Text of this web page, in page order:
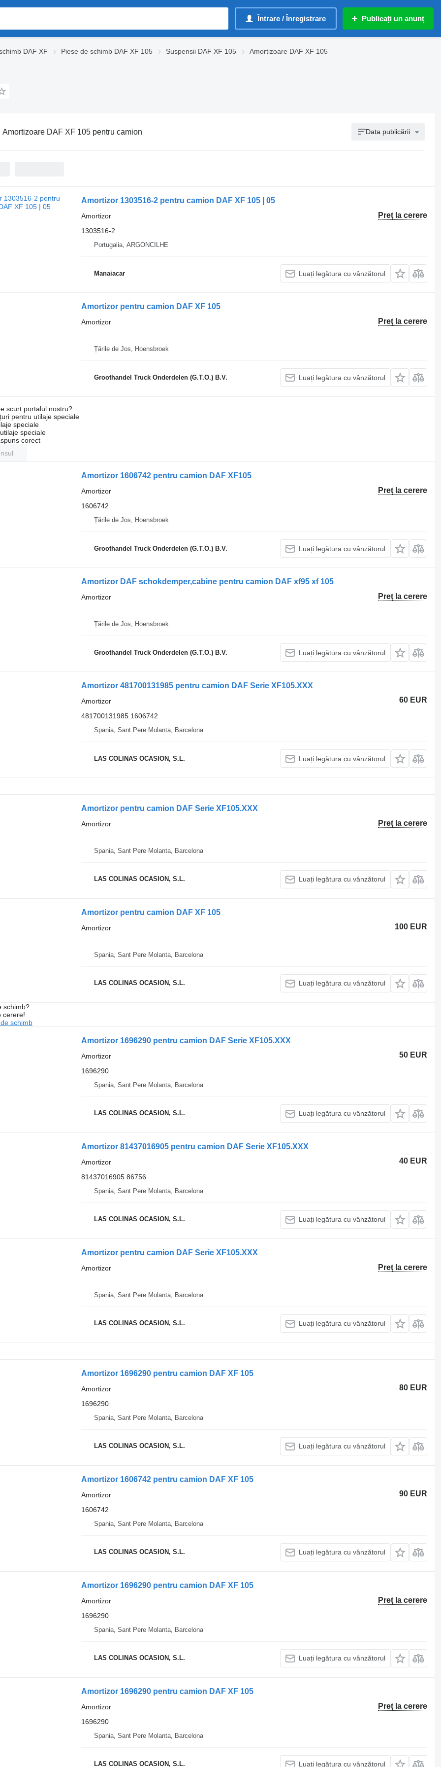
Întrare / Înregistrare Publicați un anunț
DAF XF Piese de schimb DAF XF 105 Suspensii DAF XF 105
Amortizoare DAF XF 105
Amortizoare DAF XF 105 pentru camion Data publicării
Amortizor 1303516-2 pentru camion DAF XF 105 | 05
Preț la cerere
Amortizor
1303516-2
Portugalia, ARGONCILHE
Manaiacar Luați legătura cu vânzătorul
Amortizor pentru camion DAF XF 105
Preț la cerere
Amortizor
Țările de Jos, Hoensbroek
Groothandel Truck Onderdelen (G.T.O.) B.V. Luați legătura cu vânzătorul
scurt portalul nostru?
pentru utilaje speciale
speciale
speciale
corect
Amortizor 1606742 pentru camion DAF XF105
Preț la cerere
Amortizor
1606742
Țările de Jos, Hoensbroek
Groothandel Truck Onderdelen (G.T.O.) B.V. Luați legătura cu vânzătorul
Amortizor DAF schokdemper,cabine pentru camion DAF xf95 xf 105
Preț la cerere
Amortizor
Țările de Jos, Hoensbroek
Groothandel Truck Onderdelen (G.T.O.) B.V. Luați legătura cu vânzătorul
Amortizor 481700131985 pentru camion DAF Serie XF105.XXX
60 EUR
Amortizor
481700131985 1606742
Spania, Sant Pere Molanta, Barcelona
LAS COLINAS OCASION, S.L. Luați legătura cu vânzătorul
Amortizor pentru camion DAF Serie XF105.XXX
Preț la cerere
Amortizor
Spania, Sant Pere Molanta, Barcelona
LAS COLINAS OCASION, S.L. Luați legătura cu vânzătorul
Amortizor pentru camion DAF XF 105
100 EUR
Amortizor
Spania, Sant Pere Molanta, Barcelona
LAS COLINAS OCASION, S.L. Luați legătura cu vânzătorul
schimb?
cerere!
schimb
Amortizor 1696290 pentru camion DAF Serie XF105.XXX
50 EUR
Amortizor
1696290
Spania, Sant Pere Molanta, Barcelona
LAS COLINAS OCASION, S.L. Luați legătura cu vânzătorul
Amortizor 81437016905 pentru camion DAF Serie XF105.XXX
40 EUR
Amortizor
81437016905 86756
Spania, Sant Pere Molanta, Barcelona
LAS COLINAS OCASION, S.L. Luați legătura cu vânzătorul
Amortizor pentru camion DAF Serie XF105.XXX
Preț la cerere
Amortizor
Spania, Sant Pere Molanta, Barcelona
LAS COLINAS OCASION, S.L. Luați legătura cu vânzătorul
Amortizor 1696290 pentru camion DAF XF 105
80 EUR
Amortizor
1696290
Spania, Sant Pere Molanta, Barcelona
LAS COLINAS OCASION, S.L. Luați legătura cu vânzătorul
Amortizor 1606742 pentru camion DAF XF 105
90 EUR
Amortizor
1606742
Spania, Sant Pere Molanta, Barcelona
LAS COLINAS OCASION, S.L. Luați legătura cu vânzătorul
Amortizor 1696290 pentru camion DAF XF 105
Preț la cerere
Amortizor
1696290
Spania, Sant Pere Molanta, Barcelona
LAS COLINAS OCASION, S.L. Luați legătura cu vânzătorul
Amortizor 1696290 pentru camion DAF XF 105
Preț la cerere
Amortizor
1696290
Spania, Sant Pere Molanta, Barcelona
LAS COLINAS OCASION, S.L. Luați legătura cu vânzătorul